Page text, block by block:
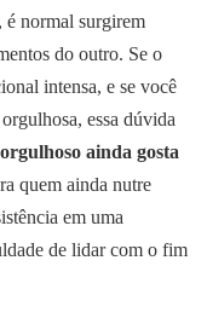
é normal surgirem
do outro. Se o
intensa, e se você
essa dúvida
ainda gosta
quem ainda nutre
em uma
de lidar com o fim